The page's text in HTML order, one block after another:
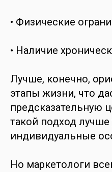
• Физические
• Наличие
Лучше, конечно,
этапы жизни, что
предсказательную
такой подход лучше
индивидуальные
Но маркетологи